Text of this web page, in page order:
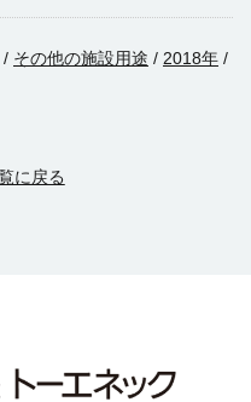
/ その他の施設用途 / 2018年 /
に戻る